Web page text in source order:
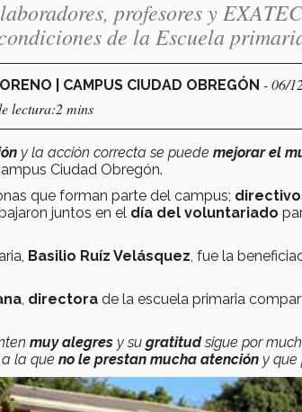
profesores y
de la Escuela
| CAMPUS CIUDAD OBREGÓN - 06/
lectura:2 mins
y la acción correcta se puede mejorar el
Ciudad Obregón.
que forman parte del campus;
juntos en el día del voluntariado
Basilio Ruíz Velásquez, fue la
, directora de la escuela primaria
muy alegres y su gratitudsigue por
a la que no le prestan mucha atención y que